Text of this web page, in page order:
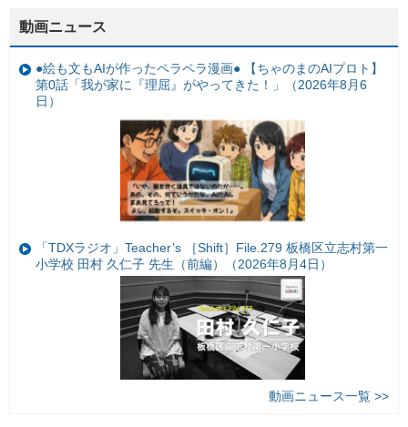
動画ニュース
●絵も文もAIが作ったペラペラ漫画● 【ちゃのまのAIプロト】
第0話「我が家に『理屈』がやってきた！」（2026年8月6
日）
「TDXラジオ」Teacher’s ［Shift］File.279 板橋区立志村第一
小学校 田村 久仁子 先生（前編）（2026年8月4日）
動画ニュース一覧 >>